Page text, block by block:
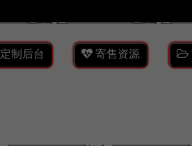
制后台 寄售资源